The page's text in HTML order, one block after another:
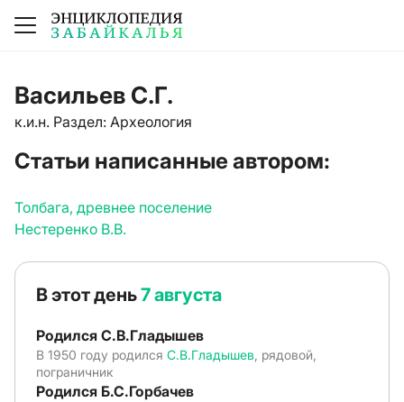
Васильев С.Г.
к.и.н. Раздел: Археология
Статьи написанные автором:
Толбага, древнее поселение
Нестеренко В.В.
В этот день7 августа
Родился С.В.Гладышев
В 1950 году родился С.В.Гладышев , рядовой,
пограничник
Родился Б.С.Горбачев